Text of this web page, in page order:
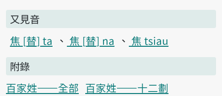
又見音
焦 替 ta 焦 替 na
焦 tsiau
附錄
百家姓——全部 百家姓——十二劃